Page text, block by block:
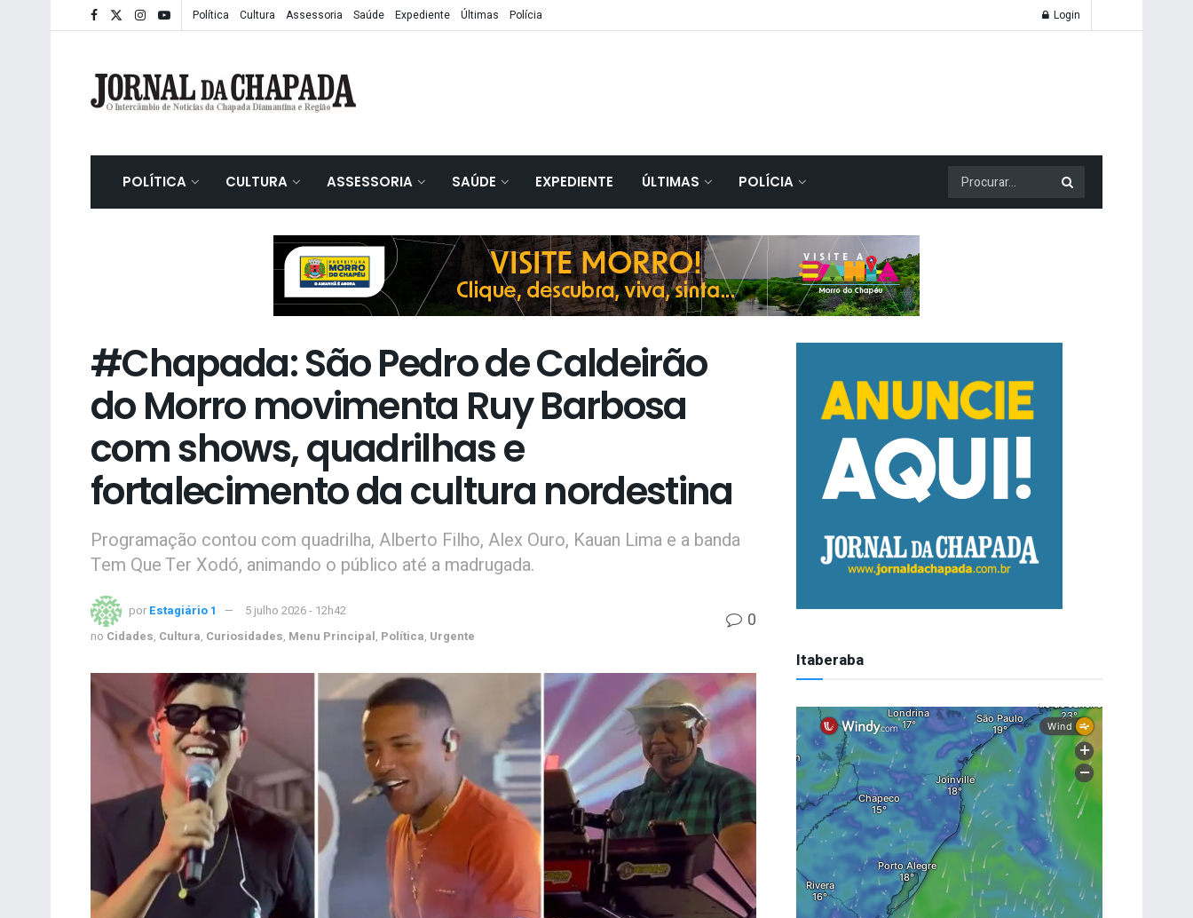
Política Cultura Assessoria Saúde Expediente Últimas Polícia Login
POLÍTICA CULTURA ASSESSORIA SAÚDE EXPEDIENTE ÚLTIMAS POLÍCIA
#Chapada: São Pedro de Caldeirão
do Morro movimenta Ruy Barbosa
com shows, quadrilhas e
fortalecimento da cultura nordestina
Programação contou com quadrilha, Alberto Filho, Alex Ouro, Kauan Lima e a banda
Tem Que Ter Xodó, animando o público até a madrugada.
por Estagiário 1
5 julho 2026 - 12h42
no Cidades, Cultura, Curiosidades, Menu Principal, Política, Urgente
0
Itaberaba